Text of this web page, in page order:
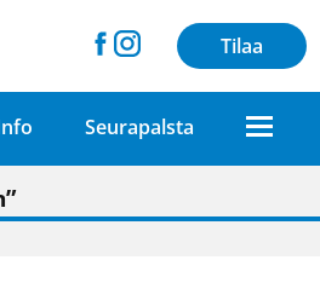
Tilaa
Seurapalsta
laatuna lehdessä